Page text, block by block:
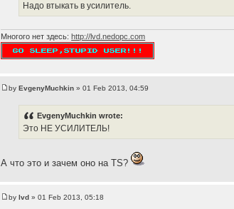
Надо втыкать в усилитель.
Многого нет здесь:http://lvd.nedopc.com
byEvgenyMuchkin » 01 Feb 2013, 04:59
EvgenyMuchkin wrote:
Это НЕ УСИЛИТЕЛЬ!
А что это и зачем оно на TS?
bylvd » 01 Feb 2013, 05:18